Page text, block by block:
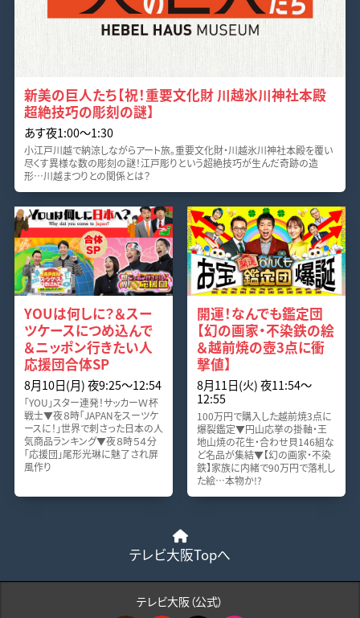
新美の巨人たち【祝！重要文化財 川越氷川神社本殿
超絶技巧の彫刻の謎】
あす夜1:00〜1:30
小江戸川越で納涼しながらアート旅。重要文化財・川越氷川神社本殿を覆い
尽くす異様な数の彫刻の謎！江戸彫りという超絶技巧が生んだ奇跡の造
形…川越まつりとの関係とは？
YOUは何しに？＆スー
ツケースにつめ込んで
＆ニッポン行きたい人
応援団合体SP
8月10日(月) 夜9:25〜12:54
「YOU」スター連発！サッカーＷ杯
戦士▼夜８時「JAPANをスーツケ
ースに！」世界で刺さった日本の人
気商品ランキング▼夜８時５４分
「応援団」尾形光琳に魅了され屏
風作り
開運！なんでも鑑定団
【幻の画家・不染鉄の絵
＆越前焼の壺3点に衝
撃値】
8月11日(火) 夜11:54〜
12:55
100万円で購入した越前焼3点に
爆裂鑑定▼円山応挙の掛軸・王
地山焼の花生・合わせ貝146組な
ど名品が集結▼【幻の画家・不染
鉄】家族に内緒で90万円で落札し
た絵…本物か!?
テレビ大阪Topへ
テレビ大阪（公式）